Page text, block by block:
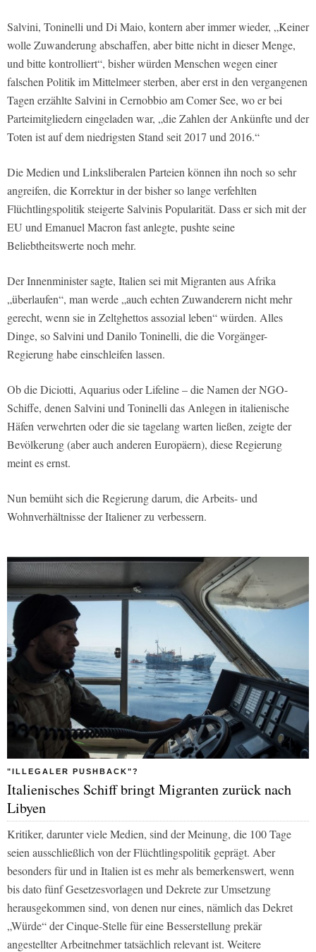
Salvini, Toninelli und Di Maio, kontern aber immer wieder, „Keiner
wolle Zuwanderung abschaffen, aber bitte nicht in dieser Menge,
und bitte kontrolliert“, bisher würden Menschen wegen einer
falschen Politik im Mittelmeer sterben, aber erst in den vergangenen
Tagen erzählte Salvini in Cernobbio am Comer See, wo er bei
Parteimitgliedern eingeladen war, „die Zahlen der Ankünfte und der
Toten ist auf dem niedrigsten Stand seit 2017 und 2016.“
Die Medien und Linksliberalen Parteien können ihn noch so sehr
angreifen, die Korrektur in der bisher so lange verfehlten
Flüchtlingspolitik steigerte Salvinis Popularität. Dass er sich mit der
EU und Emanuel Macron fast anlegte, pushte seine
Beliebtheitswerte noch mehr.
Der Innenminister sagte, Italien sei mit Migranten aus Afrika
„überlaufen“, man werde „auch echten Zuwanderern nicht mehr
gerecht, wenn sie in Zeltghettos assozial leben“ würden. Alles
Dinge, so Salvini und Danilo Toninelli, die die Vorgänger-
Regierung habe einschleifen lassen.
Ob die Diciotti, Aquarius oder Lifeline – die Namen der NGO-
Schiffe, denen Salvini und Toninelli das Anlegen in italienische
Häfen verwehrten oder die sie tagelang warten ließen, zeigte der
Bevölkerung (aber auch anderen Europäern), diese Regierung
meint es ernst.
Nun bemüht sich die Regierung darum, die Arbeits- und
Wohnverhältnisse der Italiener zu verbessern.
"ILLEGALER PUSHBACK"?
Italienisches Schiff bringt Migranten zurück nach
Libyen
Kritiker, darunter viele Medien, sind der Meinung, die 100 Tage
seien ausschließlich von der Flüchtlingspolitik geprägt. Aber
besonders für und in Italien ist es mehr als bemerkenswert, wenn
bis dato fünf Gesetzesvorlagen und Dekrete zur Umsetzung
herausgekommen sind, von denen nur eines, nämlich das Dekret
„Würde“ der Cinque-Stelle für eine Besserstellung prekär
angestellter Arbeitnehmer tatsächlich relevant ist. Weitere